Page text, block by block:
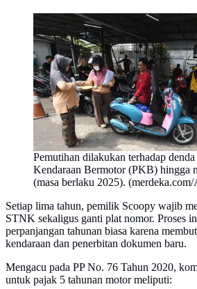
Pemutihan dilakukan terhadap
Kendaraan Bermotor (PKB) hingga
(masa berlaku 2025).
Setiap lima tahun, pemilik Scoopy wajib
STNK sekaligus ganti plat nomor. Proses
perpanjangan tahunan biasa karena
kendaraan dan penerbitan dokumen baru.
Mengacu pada PP No. 76 Tahun 2020,
untuk pajak 5 tahunan motor meliputi: